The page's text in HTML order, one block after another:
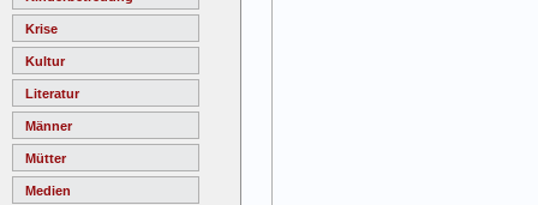
Krise
Kultur
Literatur
Männer
Mütter
Medien